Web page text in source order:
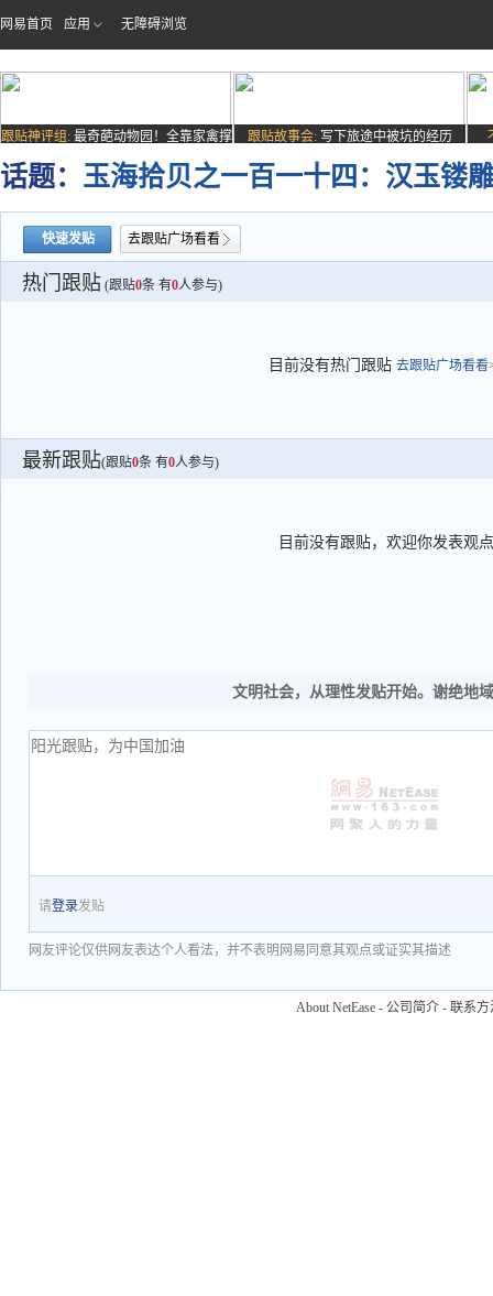
网易首页 应用 无障碍浏览
跟贴神评组: 最奇葩动物园！全靠家禽撑
场子
跟贴故事会: 写下旅途中被坑的经历
话题： 玉海拾贝之一百一十四：汉玉镂
快速发贴 去跟贴广场看看
热门跟贴 (跟贴0条 有0人参与)
目前没有热门跟贴 去跟贴广场看看
最新跟贴(跟贴0条 有0人参与)
目前没有跟贴，欢迎你发表观点
文明社会，从理性发贴开始。谢绝地
请登录发贴
网友评论仅供网友表达个人看法，并不表明网易同意其观点或证实其描述
About NetEase - 公司简介 - 联系方